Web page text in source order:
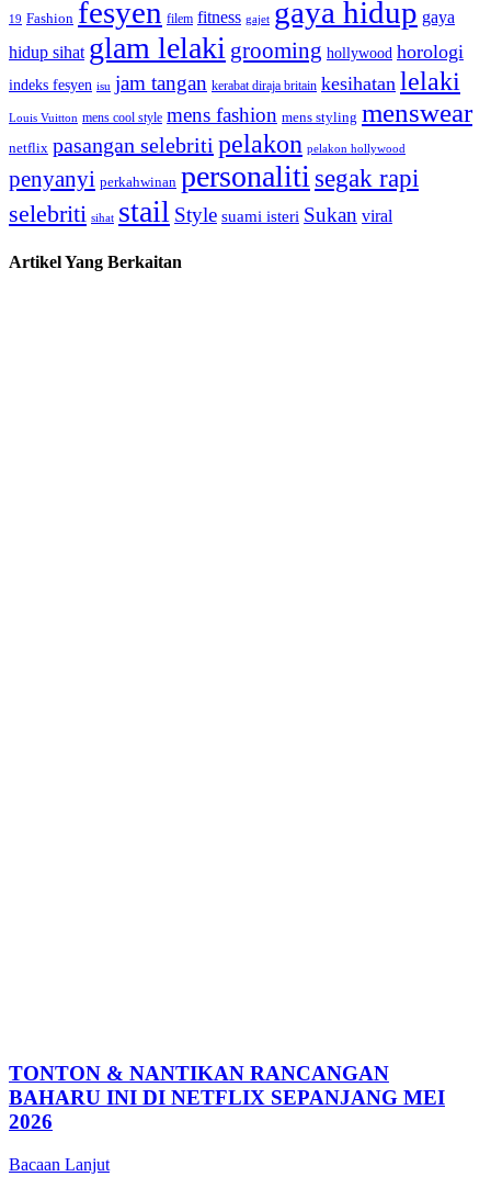
19 Fashion fesyen filem fitness gajet gaya hidup gaya
hidup sihat glam lelaki grooming hollywood horologi
indeks fesyen isu jam tangan kerabat diraja britain kesihatan lelaki
Louis Vuitton mens cool style mens fashion mens styling menswear
netflix pasangan selebriti pelakon pelakon hollywood
penyanyi perkahwinan personaliti segak rapi
selebriti sihat stail Style suami isteri Sukan viral
Artikel Yang Berkaitan
TONTON & NANTIKAN RANCANGAN
BAHARU INI DI NETFLIX SEPANJANG MEI
2026
Bacaan Lanjut